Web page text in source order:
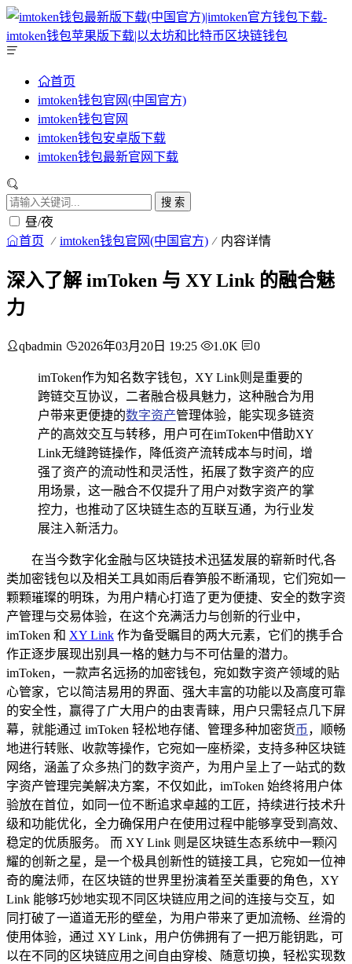
首页
imtoken钱包官网(中国官方)
imtoken钱包官网
imtoken钱包安卓版下载
imtoken钱包最新官网下载
搜 索
昼/夜
首页 imtoken钱包官网(中国官方) 内容详情
深入了解 imToken 与 XY Link 的融合魅
力
qbadmin 2026年03月20日 19:25 1.0K 0
imToken作为知名数字钱包，XY Link则是重要的
跨链交互协议，二者融合极具魅力，这种融合为用
户带来更便捷的数字资产管理体验，能实现多链资
产的高效交互与转移，用户可在imToken中借助XY
Link无缝跨链操作，降低资产流转成本与时间，增
强了资产的流动性和灵活性，拓展了数字资产的应
用场景，这一融合不仅提升了用户对数字资产的掌
控力，也推动了区块链生态的互联互通，为行业发
展注入新活力。
在当今数字化金融与区块链技术迅猛发展的崭新时代,各
类加密钱包以及相关工具如雨后春笋般不断涌现，它们宛如一
颗颗璀璨的明珠，为用户精心打造了更为便捷、安全的数字资
产管理与交易体验，在这个充满活力与创新的行业中，
imToken 和 XY Link 作为备受瞩目的两大元素，它们的携手合
作正逐步展现出别具一格的魅力与不可估量的潜力。
imToken，一款声名远扬的加密钱包，宛如数字资产领域的贴
心管家，它以简洁易用的界面、强大丰富的功能以及高度可靠
的安全性，赢得了广大用户的由衷青睐，用户只需轻点几下屏
幕，就能通过 imToken 轻松地存储、管理多种加密货币 ，顺畅
地进行转账、收款等操作，它宛如一座桥梁，支持多种区块链
网络，涵盖了众多热门的数字资产，为用户呈上了一站式的数
字资产管理完美解决方案，不仅如此，imToken 始终将用户体
验放在首位，如同一位不断追求卓越的工匠，持续进行技术升
级和功能优化，全力确保用户在使用过程中能够享受到高效、
稳定的优质服务。 而 XY Link 则是区块链生态系统中一颗闪
耀的创新之星，是一个极具创新性的链接工具，它宛如一位神
奇的魔法师，在区块链的世界里扮演着至关重要的角色，XY
Link 能够巧妙地实现不同区块链应用之间的连接与交互，如
同打破了一道道无形的壁垒，为用户带来了更加流畅、丝滑的
使用体验，通过 XY Link，用户仿佛拥有了一把万能钥匙，可
以在不同的区块链应用之间自由穿梭、随意切换，轻松实现数